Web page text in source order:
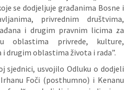
se dodjeljuje građanima Bosne i
privrednim društvima,
i drugim pravnim licima za
oblastima privrede, kulture,
drugim oblastima života i rada”.
sjednici, usvojilo Odluku o dodjeli
Foči (posthumno) i Kenanu